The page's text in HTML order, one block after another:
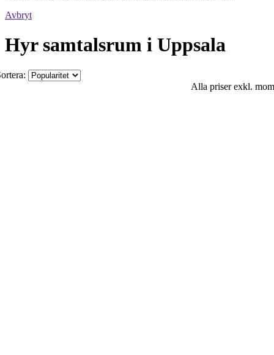
Avbryt
Hyr samtalsrum i Uppsala
Alla priser exkl.